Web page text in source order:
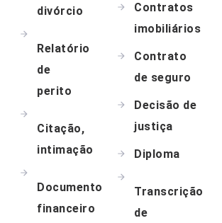
divórcio
Relatório
de
perito
Citação,
intimação
Documento
financeiro
Contratos
imobiliários
Contrato
de seguro
Decisão de
justiça
Diploma
Transcrição
de